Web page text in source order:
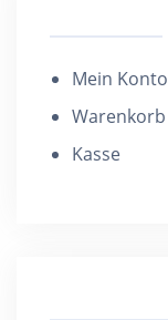
Mein Konto
Warenkorb
Kasse